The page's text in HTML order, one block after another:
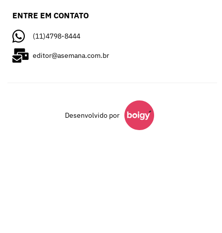
ENTRE EM CONTATO
(11)4798-8444
editor@asemana.com.br
Desenvolvido por